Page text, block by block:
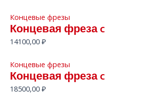
Концевые фрезы
Концевая фреза c
14100,00 ₽
Концевые фрезы
Концевая фреза c
18500,00 ₽